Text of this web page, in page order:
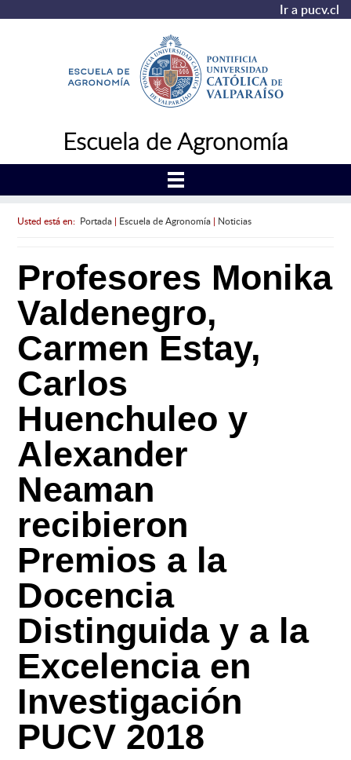
Ir a pucv.cl
Escuela de Agronomía
Usted está en: Portada| Escuela de Agronomía| Noticias
Profesores Monika
Valdenegro,
Carmen Estay,
Carlos
Huenchuleo y
Alexander
Neaman
recibieron
Premios a la
Docencia
Distinguida y a la
Excelencia en
Investigación
PUCV 2018